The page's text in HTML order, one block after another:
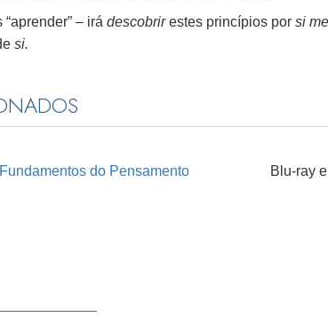
– irá descobrirestes princípios por si
si.
do Pensamento Blu-ray